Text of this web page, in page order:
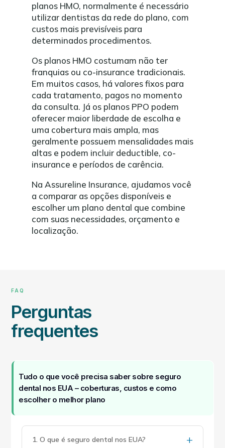
planos HMO, normalmente é necessário
utilizar dentistas da rede do plano, com
custos mais previsíveis para
determinados procedimentos.
Os planos HMO costumam não ter
franquias ou co-insurance tradicionais.
Em muitos casos, há valores fixos para
cada tratamento, pagos no momento
da consulta. Já os planos PPO podem
oferecer maior liberdade de escolha e
uma cobertura mais ampla, mas
geralmente possuem mensalidades mais
altas e podem incluir deductible, co-
insurance e períodos de carência.
Na Assureline Insurance, ajudamos você
a comparar as opções disponíveis e
escolher um plano dental que combine
com suas necessidades, orçamento e
localização.
FAQ
Perguntas
frequentes
Tudo o que você precisa saber sobre seguro
dental nos EUA – coberturas, custos e como
escolher o melhor plano
1. O que é seguro dental nos EUA? +